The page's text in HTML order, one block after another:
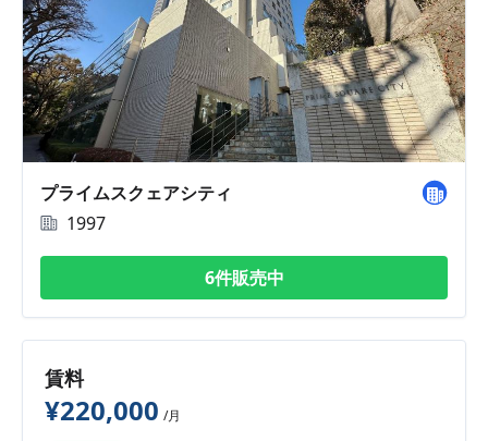
プライムスクェアシティ
1997
6件販売中
賃料
¥220,000 /月